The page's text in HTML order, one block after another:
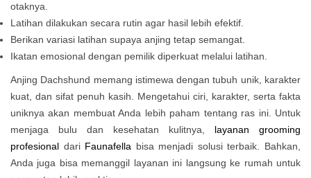
otaknya.
Latihan dilakukan secara rutin agar hasil lebih efektif.
Berikan variasi latihan supaya anjing tetap semangat.
Ikatan emosional dengan pemilik diperkuat melalui latihan.
Anjing Dachshund memang istimewa dengan tubuh unik, karakter
kuat, dan sifat penuh kasih. Mengetahui ciri, karakter, serta fakta
uniknya akan membuat Anda lebih paham tentang ras ini. Untuk
menjaga bulu dan kesehatan kulitnya, layanan grooming
profesional dari Faunafella bisa menjadi solusi terbaik. Bahkan,
Anda juga bisa memanggil layanan ini langsung ke rumah untuk